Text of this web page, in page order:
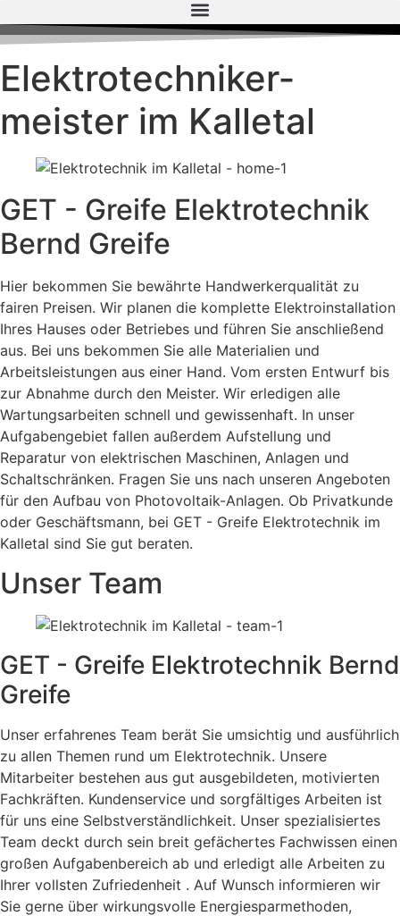
Elektro­techniker­
meister im Kalletal
GET - Greife Elektrotechnik
Bernd Greife
Hier bekommen Sie bewährte Handwerkerqualität zu
fairen Preisen. Wir planen die komplette Elektroinstallation
Ihres Hauses oder Betriebes und führen Sie anschließend
aus. Bei uns bekommen Sie alle Materialien und
Arbeitsleistungen aus einer Hand. Vom ersten Entwurf bis
zur Abnahme durch den Meister. Wir erledigen alle
Wartungsarbeiten schnell und gewissenhaft. In unser
Aufgabengebiet fallen außerdem Aufstellung und
Reparatur von elektrischen Maschinen, Anlagen und
Schaltschränken. Fragen Sie uns nach unseren Angeboten
für den Aufbau von Photovoltaik-Anlagen. Ob Privatkunde
oder Geschäftsmann, bei GET - Greife Elektrotechnik im
Kalletal sind Sie gut beraten.
Unser Team
GET - Greife Elektrotechnik Bernd
Greife
Unser erfahrenes Team berät Sie umsichtig und ausführlich
zu allen Themen rund um Elektrotechnik. Unsere
Mitarbeiter bestehen aus gut ausgebildeten, motivierten
Fachkräften. Kundenservice und sorgfältiges Arbeiten ist
für uns eine Selbstverständlichkeit. Unser spezialisiertes
Team deckt durch sein breit gefächertes Fachwissen einen
großen Aufgabenbereich ab und erledigt alle Arbeiten zu
Ihrer vollsten Zufriedenheit . Auf Wunsch informieren wir
Sie gerne über wirkungsvolle Energiesparmethoden,